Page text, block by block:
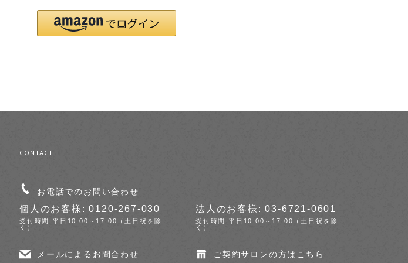
CONTACT
お電話でのお問い合わせ
個人のお客様: 0120-267-030
受付時間 平日10:00～17:00（土日祝を除
く）
法人のお客様: 03-6721-0601
受付時間 平日10:00～17:00（土日祝を除
く）
メールによるお問合わせ ご契約サロンの方はこちら